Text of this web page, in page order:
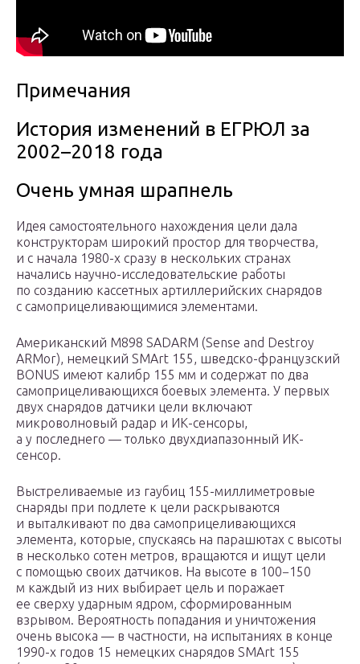
Примечания
История изменений в ЕГРЮЛ за
2002–2018 года
Очень умная шрапнель
Идея самостоятельного нахождения цели дала
конструкторам широкий простор для творчества,
и с начала 1980-х сразу в нескольких странах
начались научно-исследовательские работы
по созданию кассетных артиллерийских снарядов
с самоприцеливающимися элементами.
Американский М898 SADARM (Sense and Destroy
ARMor), немецкий SMArt 155, шведско-французский
BONUS имеют калибр 155 мм и содержат по два
самоприцеливающихся боевых элемента. У первых
двух снарядов датчики цели включают
микроволновый радар и ИК-сенсоры,
а у последнего — только двухдиапазонный ИК-
сенсор.
Выстреливаемые из гаубиц 155-миллиметровые
снаряды при подлете к цели раскрываются
и выталкивают по два самоприцеливающихся
элемента, которые, спускаясь на парашютах с высоты
в несколько сотен метров, вращаются и ищут цели
с помощью своих датчиков. На высоте в 100−150
м каждый из них выбирает цель и поражает
ее сверху ударным ядром, сформированным
взрывом. Вероятность попадания и уничтожения
очень высока — в частности, на испытаниях в конце
1990-х годов 15 немецких снарядов SMArt 155